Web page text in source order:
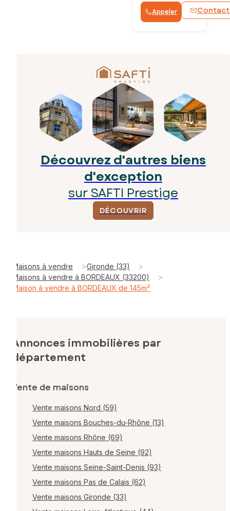
Appeler
Découvrez d'autres biens
d'exception
sur SAFTI Prestige
DÉCOUVRIR
Maisons à vendre >Gironde (33) >
Maisons à vendre à BORDEAUX (33200) >
Maison à vendre à BORDEAUX de 145m²
Annonces immobilières par
département
Vente de maisons
Vente maisons Nord (59)
Vente maisons Bouches-du-Rhône (13)
Vente maisons Rhône (69)
Vente maisons Hauts de Seine (92)
Vente maisons Seine-Saint-Denis (93)
Vente maisons Pas de Calais (62)
Vente maisons Gironde (33)